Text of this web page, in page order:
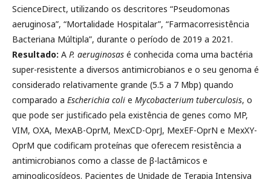
ScienceDirect, utilizando os descritores “Pseudomonas
aeruginosa”, “Mortalidade Hospitalar”, “Farmacorresistência
Bacteriana Múltipla”, durante o período de 2019 a 2021.
Resultado: A P. aeruginosas é conhecida coma uma bactéria
super-resistente a diversos antimicrobianos e o seu genoma é
considerado relativamente grande (5.5 a 7 Mbp) quando
comparado a Escherichia coli e Mycobacterium tuberculosis, o
que pode ser justificado pela existência de genes como MP,
VIM, OXA, MexAB-OprM, MexCD-OprJ, MexEF-OprN e MexXY-
OprM que codificam proteínas que oferecem resistência a
antimicrobianos como a classe de β-lactâmicos e
aminoglicosídeos. Pacientes de Unidade de Terapia Intensiva